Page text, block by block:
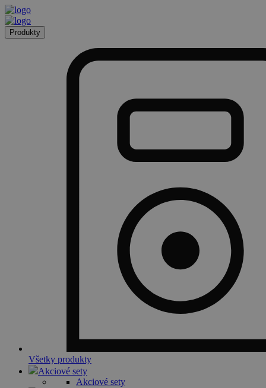
Produkty
Všetky produkty
Akciové sety
Akciové sety